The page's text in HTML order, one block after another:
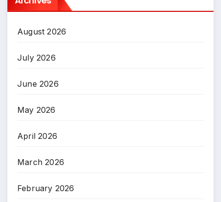
August 2026
July 2026
June 2026
May 2026
April 2026
March 2026
February 2026